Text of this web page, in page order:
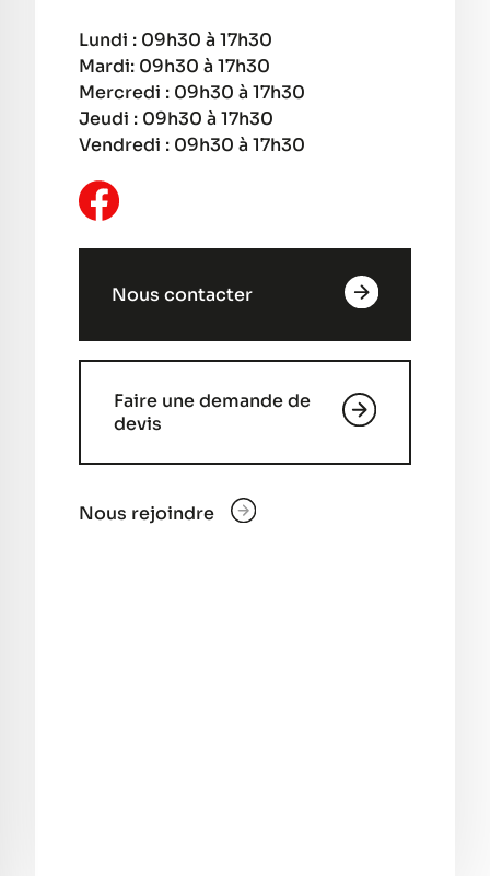
Lundi : 09h30 à 17h30
Mardi: 09h30 à 17h30
Mercredi : 09h30 à 17h30
Jeudi : 09h30 à 17h30
Vendredi : 09h30 à 17h30
Nous contacter
Faire une demande de
devis
Nous rejoindre